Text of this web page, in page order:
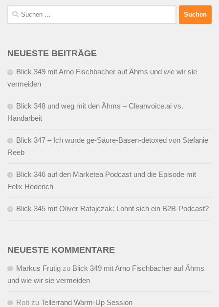
Suchen
nach:
NEUESTE BEITRÄGE
Blick 349 mit Arno Fischbacher auf Ähms und wie wir sie
vermeiden
Blick 348 und weg mit den Ähms – Cleanvoice.ai vs.
Handarbeit
Blick 347 – Ich wurde ge-Säure-Basen-detoxed von Stefanie
Reeb
Blick 346 auf den Marketea Podcast und die Episode mit
Felix Hederich
Blick 345 mit Oliver Ratajczak: Lohnt sich ein B2B-Podcast?
NEUESTE KOMMENTARE
Markus Frutig zu Blick 349 mit Arno Fischbacher auf Ähms
und wie wir sie vermeiden
Rob zu Tellerrand Warm-Up Session